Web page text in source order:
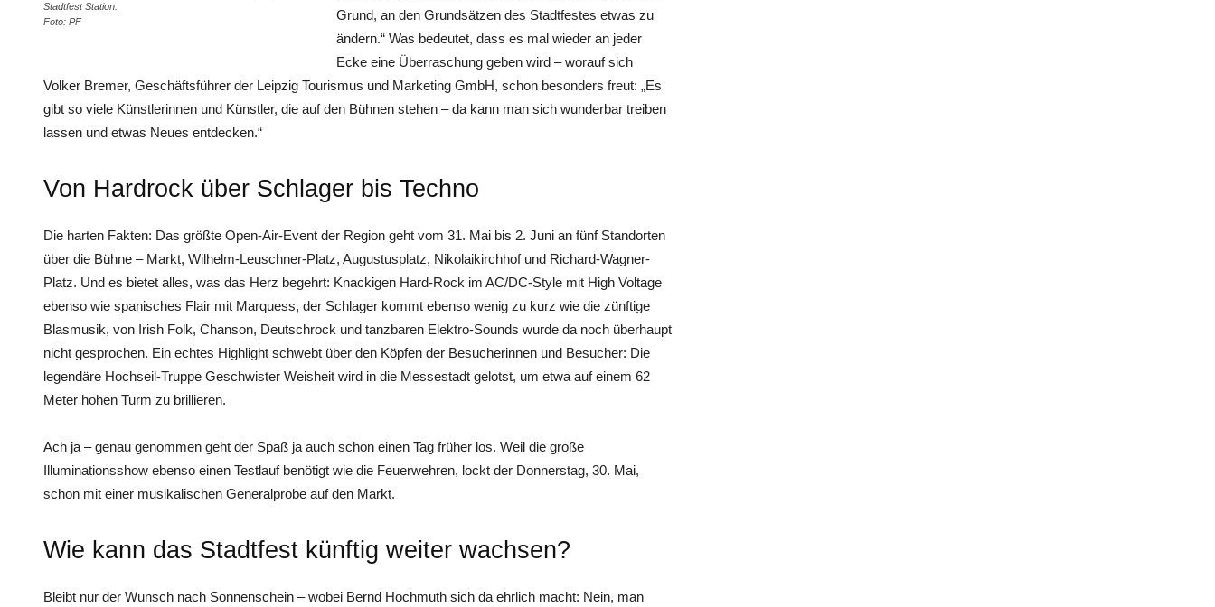
Stadtfest Station.
Foto: PF
Grund, an den Grundsätzen des Stadtfestes etwas zu
ändern.“ Was bedeutet, dass es mal wieder an jeder
Ecke eine Überraschung geben wird – worauf sich
Volker Bremer, Geschäftsführer der Leipzig Tourismus und Marketing GmbH, schon besonders freut: „Es
gibt so viele Künstlerinnen und Künstler, die auf den Bühnen stehen – da kann man sich wunderbar treiben
lassen und etwas Neues entdecken.“
Von Hardrock über Schlager bis Techno
Die harten Fakten: Das größte Open-Air-Event der Region geht vom 31. Mai bis 2. Juni an fünf Standorten
über die Bühne – Markt, Wilhelm-Leuschner-Platz, Augustusplatz, Nikolaikirchhof und Richard-Wagner-
Platz. Und es bietet alles, was das Herz begehrt: Knackigen Hard-Rock im AC/DC-Style mit High Voltage
ebenso wie spanisches Flair mit Marquess, der Schlager kommt ebenso wenig zu kurz wie die zünftige
Blasmusik, von Irish Folk, Chanson, Deutschrock und tanzbaren Elektro-Sounds wurde da noch überhaupt
nicht gesprochen. Ein echtes Highlight schwebt über den Köpfen der Besucherinnen und Besucher: Die
legendäre Hochseil-Truppe Geschwister Weisheit wird in die Messestadt gelotst, um etwa auf einem 62
Meter hohen Turm zu brillieren.
Ach ja – genau genommen geht der Spaß ja auch schon einen Tag früher los. Weil die große
Illuminationsshow ebenso einen Testlauf benötigt wie die Feuerwehren, lockt der Donnerstag, 30. Mai,
schon mit einer musikalischen Generalprobe auf den Markt.
Wie kann das Stadtfest künftig weiter wachsen?
Bleibt nur der Wunsch nach Sonnenschein – wobei Bernd Hochmuth sich da ehrlich macht: Nein, man